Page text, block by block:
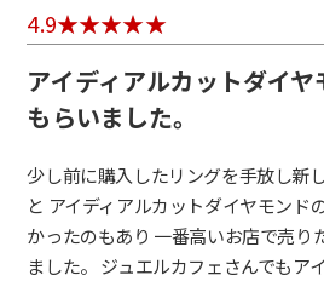
4.9
アイディアルカットダイ
もらいました。
少し前に購入したリングを手放し新
と アイディアルカットダイヤモンド
かったのもあり 一番高いお店で売り
ました。 ジュエルカフェさんでもア